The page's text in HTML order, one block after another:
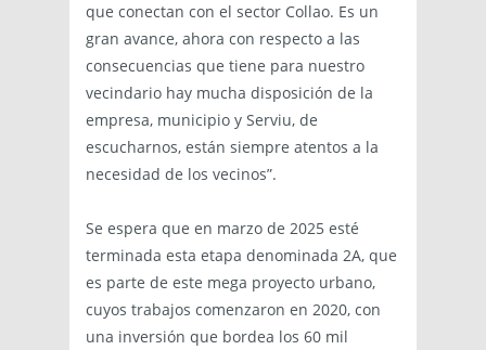
que conectan con el sector Collao. Es un
gran avance, ahora con respecto a las
consecuencias que tiene para nuestro
vecindario hay mucha disposición de la
empresa, municipio y Serviu, de
escucharnos, están siempre atentos a la
necesidad de los vecinos”.
Se espera que en marzo de 2025 esté
terminada esta etapa denominada 2A, que
es parte de este mega proyecto urbano,
cuyos trabajos comenzaron en 2020, con
una inversión que bordea los 60 mil